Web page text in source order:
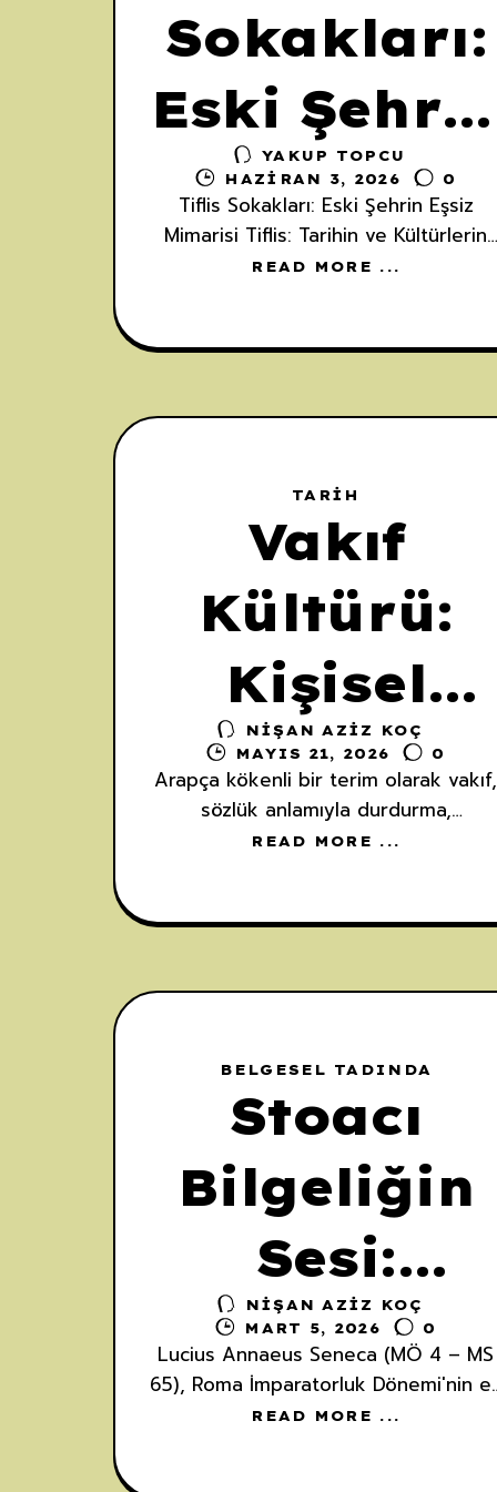
Sokakları:
Eski Şehrin
Eşsiz
Mimarisini
YAKUP TOPCU
HAZIRAN 3, 2026
0
Tiflis Sokakları: Eski Şehrin Eşsiz
Mimarisi Tiflis: Tarihin ve Kültürlerin
Kesişim Noktası Gürcistan'ın başkenti
sülfürlü şifalı sıcak su kaynaklarını
READ MORE ...
TARIH
Vakıf
Kültürü:
Kişisel
Çıkardan
Ortak
NIŞAN AZIZ KOÇ
MAYIS 21, 2026
0
Arapça kökenli bir terim olarak vakıf,
sözlük anlamıyla durdurma,
hareketten alıkoyma, hapsetme ve
bu kavram, İslam ve Türk
READ MORE ...
BELGESEL TADINDA
Stoacı
Bilgeliğin
Sesi:
Seneca’nın
Hayatı ve
NIŞAN AZIZ KOÇ
MART 5, 2026
0
Lucius Annaeus Seneca (MÖ 4 – MS
65), Roma İmparatorluk Dönemi'nin
önemli felsefi figürlerinden biri olup
READ MORE ...